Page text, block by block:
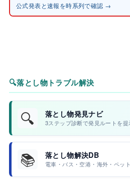
公式発表と速報を時系列で確認 →
🔍落とし物トラブル解決
🔍 落とし物発見ナビ
3ステップ診断で発見ルートを
📚 落とし物解決DB
電車・バス・空港・海外・ペッ